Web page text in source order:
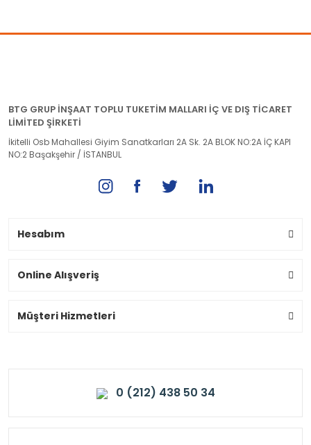
BTG GRUP İNŞAAT TOPLU TUKETİM MALLARI İÇ VE DIŞ TİCARET
LİMİTED ŞİRKETİ
İkitelli Osb Mahallesi Giyim Sanatkarları 2A Sk. 2A BLOK NO:2A İÇ KAPI
NO:2 Başakşehir / İSTANBUL
Hesabım
Online Alışveriş
Müşteri Hizmetleri
0 (212) 438 50 34